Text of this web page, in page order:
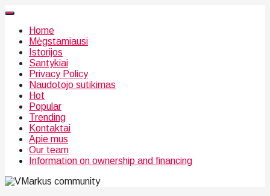
Home
Mėgstamiausi
Istorijos
Santykiai
Privacy Policy
Naudotojo sutikimas
Hot
Popular
Trending
Kontaktai
Apie mus
Our team
Information on ownership and financing
community